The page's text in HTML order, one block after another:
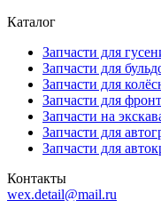
Каталог
Запчасти для
Запчасти для
Запчасти для
Запчасти для
Запчасти на
Запчасти для
Запчасти для
Контакты
wex.detail@mail.ru